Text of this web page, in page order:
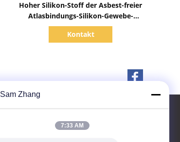
Hoher Silikon-Stoff der Asbest-freier
Atlasbindungs-Silikon-Gewebe-
Wärmedämmungs-37oz
Kontakt
Sam Zhang
7:33 AM